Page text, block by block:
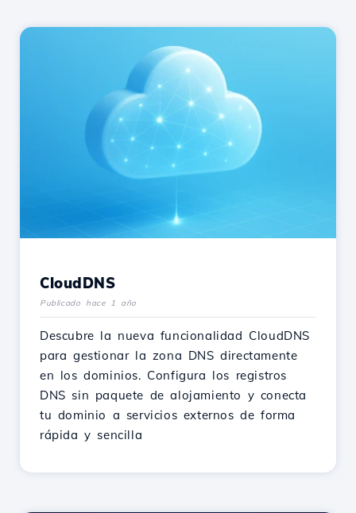
CloudDNS
Publicado hace 1 año
Descubre la nueva funcionalidad CloudDNS
para gestionar la zona DNS directamente
en los dominios. Configura los registros
DNS sin paquete de alojamiento y conecta
tu dominio a servicios externos de forma
rápida y sencilla